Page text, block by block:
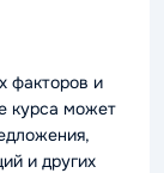
факторов и
курса может
и других